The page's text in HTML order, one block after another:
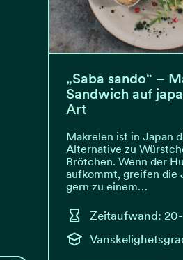
„Saba sando“ –
Sandwich auf
Art
Makrelen ist in Japan
Alternative zu
Brötchen. Wenn der
aufkommt, greifen die
gern zu einem…
Zeitaufwand: